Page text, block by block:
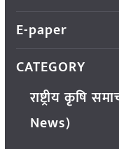
E-paper
CATEGORY
राष्ट्रीय कृषि
News)